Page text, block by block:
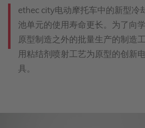
ethec city电动摩托车中的新型冷
池单元的使用寿命更长。为了向
原型制造之外的批量生产的制造
用粘结剂喷射工艺为原型的创新
具。